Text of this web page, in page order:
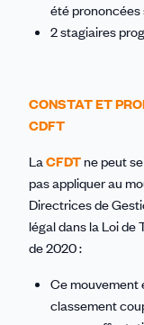
été prononcées
2 stagiaires
CONSTAT ET
CDFT
LaCFDT ne peut
pas appliquer au
Directrices de
légal dans la Loi de
de 2020 :
Ce mouvement
classement